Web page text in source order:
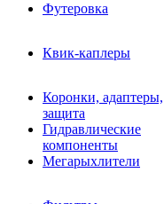
Футеровка
Квик-каплеры
Коронки, адаптеры,
защита
Гидравлические
компоненты
Мегарыхлители